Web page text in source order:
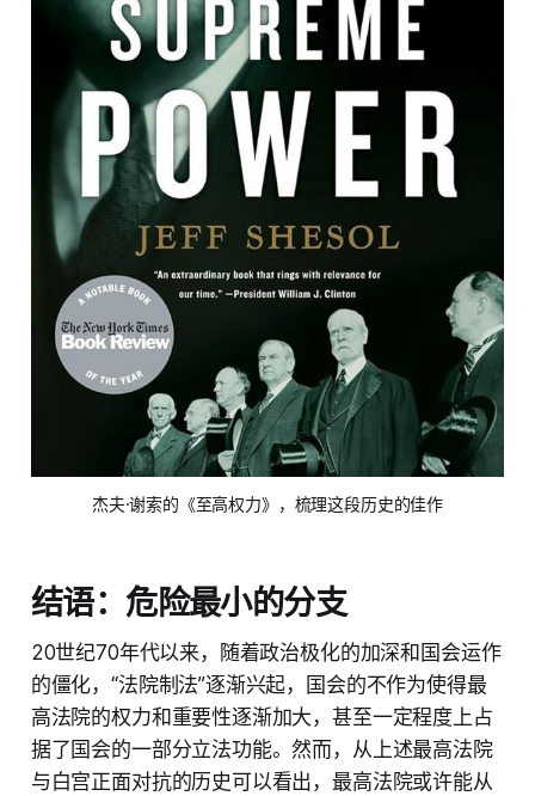
杰夫·谢索的《至高权力》，梳理这段历史的佳作
结语：危险最小的分支
20世纪70年代以来，随着政治极化的加深和国会运作
的僵化，“法院制法”逐渐兴起，国会的不作为使得最
高法院的权力和重要性逐渐加大，甚至一定程度上占
据了国会的一部分立法功能。然而，从上述最高法院
与白宫正面对抗的历史可以看出，最高法院或许能从